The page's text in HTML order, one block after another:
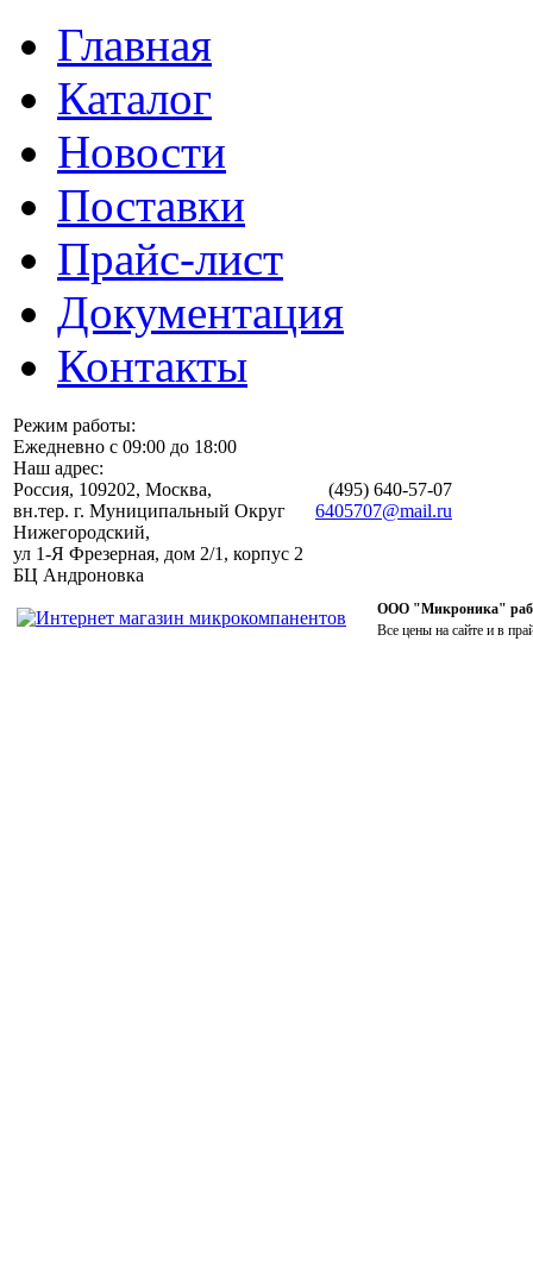
Главная
Каталог
Новости
Поставки
Прайс-лист
Документация
Контакты
Режим работы:
Ежедневно с 09:00 до 18:00
Наш адрес:
Россия, 109202, Москва,
вн.тер. г. Муниципальный Округ
Нижегородский,
ул 1-Я Фрезерная, дом 2/1, корпус 2
БЦ Андроновка
(495) 640-57-07
6405707@mail.ru
ООО "Микроника"
Все цены на сайте и в